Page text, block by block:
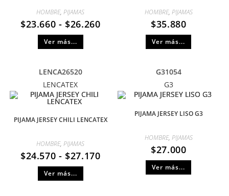
HOMBRE,PIJAMAS
$23.660 - $26.260
Ver más...
HOMBRE, PIJAMAS
$35.880
Ver más...
LENCA26520
LENCATEX
PIJAMA JERSEY CHILI LENCATEX
HOMBRE,PIJAMAS
$24.570 - $27.170
Ver más...
G31054
G3
PIJAMA JERSEY LISO G3
HOMBRE, PIJAMAS
$27.000
Ver más...